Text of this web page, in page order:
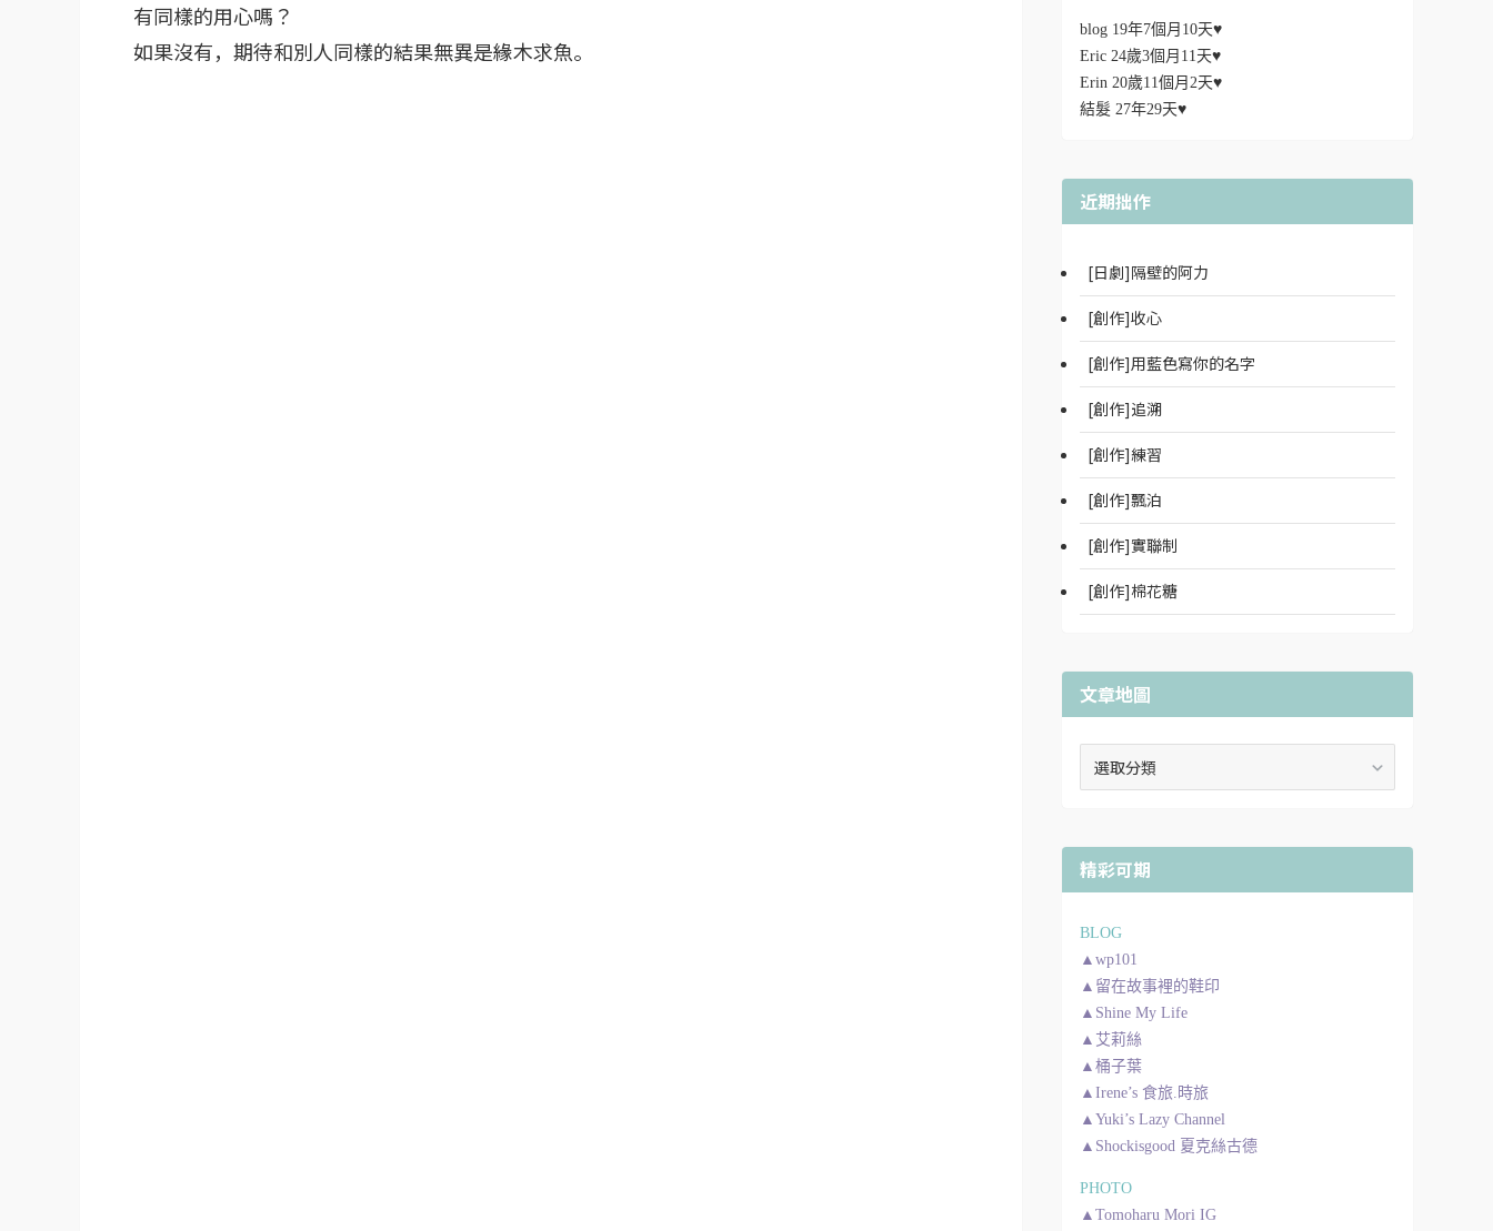
有同樣的用心嗎？
如果沒有，期待和別人同樣的結果無異是緣木求魚。
blog 19年7個月10天♥
Eric 24歲3個月11天♥
Erin 20歲11個月2天♥
結髮 27年29天♥
近期拙作
[日劇]隔壁的阿力
[創作]收心
[創作]用藍色寫你的名字
[創作]追溯
[創作]練習
[創作]飄泊
[創作]實聯制
[創作]棉花糖
文章地圖
精彩可期
BLOG
▲wp101
▲留在故事裡的鞋印
▲Shine My Life
▲艾莉絲
▲桶子葉
▲Irene’s 食旅.時旅
▲Yuki’s Lazy Channel
▲Shockisgood 夏克絲古德
PHOTO
▲Tomoharu Mori IG